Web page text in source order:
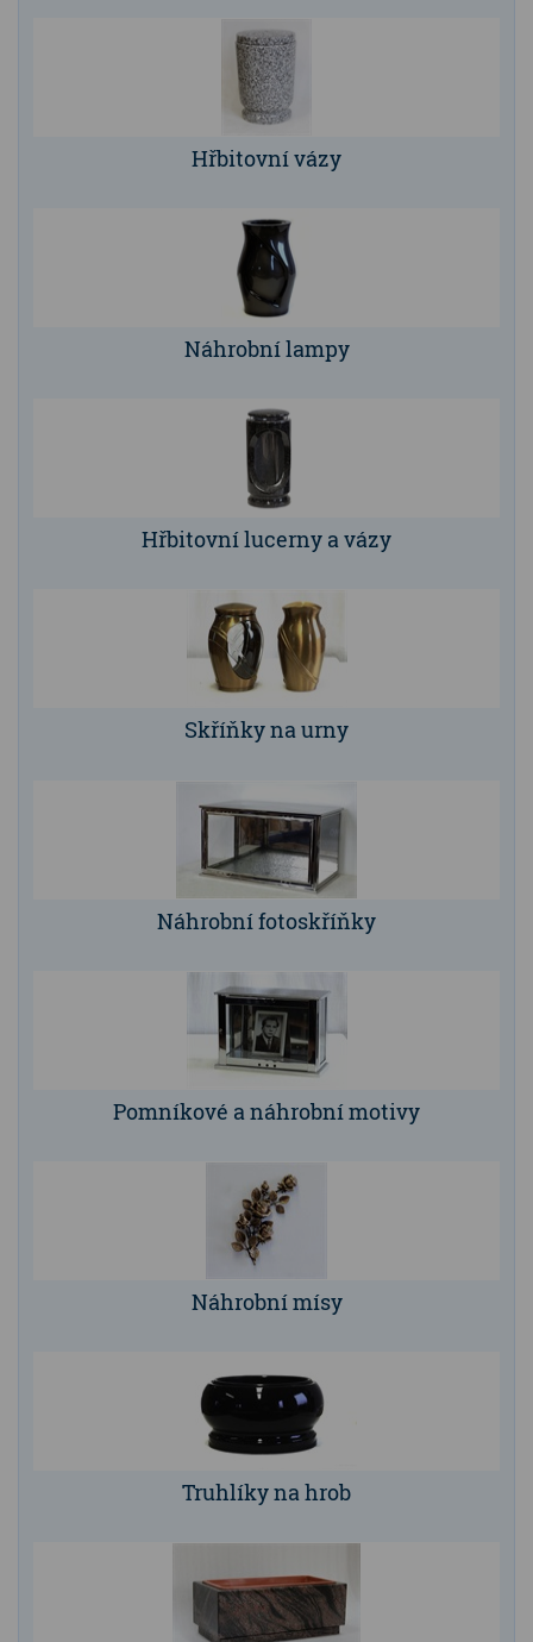
Údržba a čištění kamene
Hřbitovní vázy
Náhrobní lampy
Hřbitovní lucerny a vázy
Skříňky na urny
Náhrobní fotoskříňky
Pomníkové a náhrobní motivy
Náhrobní mísy
Truhlíky na hrob